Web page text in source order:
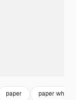
paper paper white